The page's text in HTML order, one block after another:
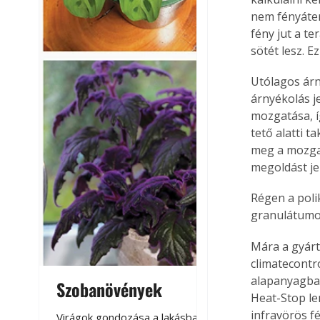
Szobanövények
Virágoskert:
teraszon,
nem
fény jut a
sötét lesz.
Utólagos
árnyékolás
mozgatása,
tető alatti
meg a
megoldást
Régen a
Mára a
Heat-Stop
infravörös